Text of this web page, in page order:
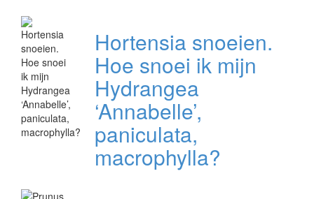
Hortensia snoeien.
Hoe snoei ik mijn
Hydrangea
‘Annabelle’,
paniculata,
macrophylla?